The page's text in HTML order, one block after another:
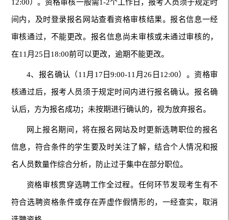
12:00）。资格审核一般需1-2个工作日，报考人员须于规定时
间内，及时登录报名网站查看资格审核结果。报名信息一经
审核通过，不能更改。报名信息尚未审核或未通过审核的，
在11月25日18:00前可以更改，逾期不能更改。
4、报名确认（11月17日9:00-11月26日12:00）。资格审
核通过后，报考人员须于规定时间内进行报名确认。报名确
认后，方为报名成功；未按期进行确认的，视为放弃报名。
网上报名期间，将在报名网站及时更新选聘职位的报名
信息，符合条件的学生要及时关注了解，结合个人情况和报
名人员数量作综合分析，防止过于集中在部分职位。
资格审核贯穿选聘工作全过程。任何环节发现考生有不
符合选聘资格条件或存在弄虚作假情形的，一经查实，取消